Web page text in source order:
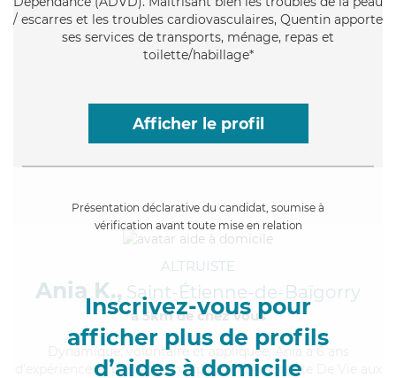
/ escarres et les troubles cardiovasculaires, Quentin apporte
ses services de transports, ménage, repas et
toilette/habillage*
Afficher le profil
Présentation déclarative du candidat, soumise à
vérification avant toute mise en relation
Inscrivez-vous pour
afficher plus de profils
d’aides à domicile
ALTRUISTE
Ania K., Saint-Étienne-de-Baïgorry
à 5km de chez Vous
, volontaire et appliquée, Ania a 6 ans
d'expérience et possède un diplôme d'Assistante De Vie aux